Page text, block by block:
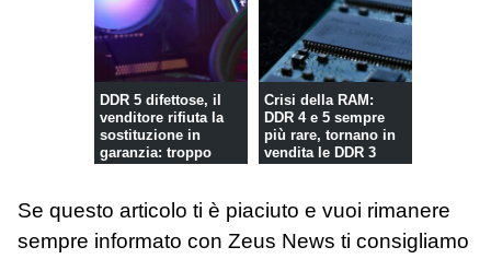
DDR 5 difettose, il
venditore rifiuta la
sostituzione in
garanzia: troppo
Crisi della RAM:
DDR 4 e 5 sempre
più rare, tornano in
vendita le DDR 3
Se questo articolo ti è piaciuto e vuoi rimanere
sempre informato con Zeus News ti consigliamo